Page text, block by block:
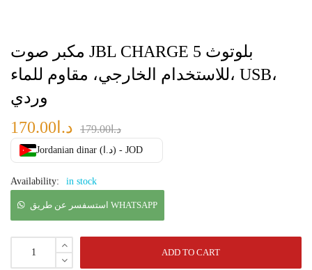
مكبر صوت JBL CHARGE 5 بلوتوث
للاستخدام الخارجي، مقاوم للماء، USB،
وردي
د.ا179.00 د.ا 170.00
Jordanian dinar (د.ا) - JOD
Availability: in stock
استسفسر عن طريق WHATSAPP
ADD TO CART